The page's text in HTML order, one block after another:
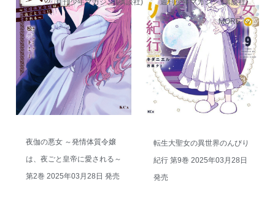
月刊少年マガジン (講談社) 週刊少年マガジン (講談社)
MORE
夜伽の悪女 ～発情体質令嬢
は、夜ごと皇帝に愛される～
第2巻 2025年03月28日 発売
転生大聖女の異世界のんびり
紀行 第9巻 2025年03月28日
発売